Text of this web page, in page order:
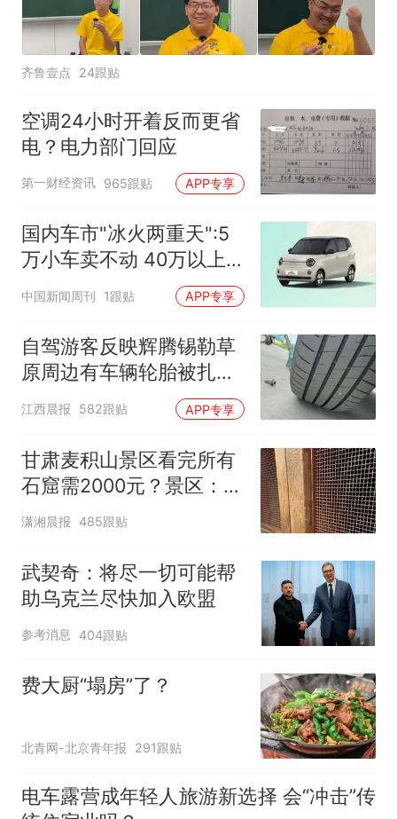
齐鲁壹点 24跟贴
空调24小时开着反而更省
电？电力部门回应
第一财经资讯 965跟贴 APP专享
国内车市"冰火两重天":5
万小车卖不动 40万以上
的抢购
中国新闻周刊 1跟贴 APP专享
自驾游客反映辉腾锡勒草
原周边有车辆轮胎被扎，
修理店铺换胎价格高达千
元，官方发布情况通报
江西晨报 582跟贴 APP专享
甘肃麦积山景区看完所有
石窟需2000元？景区：部
分石窟受特别保护，游客
潇湘晨报 485跟贴
武契奇：将尽一切可能帮
助乌克兰尽快加入欧盟
参考消息 404跟贴
费大厨“塌房”了？
北青网-北京青年报 291跟贴
电车露营成年轻人旅游新选择 会“冲击”传